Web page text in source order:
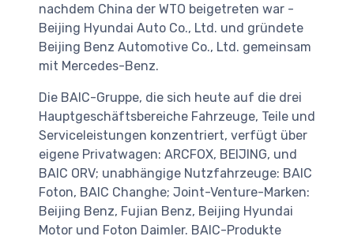
nachdem China der WTO beigetreten war -
Beijing Hyundai Auto Co., Ltd. und gründete
Beijing Benz Automotive Co., Ltd. gemeinsam
mit Mercedes-Benz.
Die BAIC-Gruppe, die sich heute auf die drei
Hauptgeschäftsbereiche Fahrzeuge, Teile und
Serviceleistungen konzentriert, verfügt über
eigene Privatwagen: ARCFOX, BEIJING, und
BAIC ORV; unabhängige Nutzfahrzeuge: BAIC
Foton, BAIC Changhe; Joint-Venture-Marken:
Beijing Benz, Fujian Benz, Beijing Hyundai
Motor und Foton Daimler. BAIC-Produkte